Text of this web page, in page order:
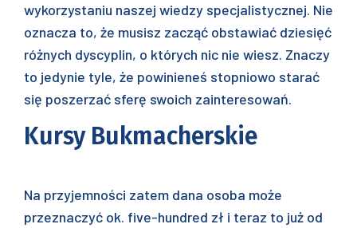
wykorzystaniu naszej wiedzy specjalistycznej. Nie
oznacza to, że musisz zacząć obstawiać dziesięć
różnych dyscyplin, o których nic nie wiesz. Znaczy
to jedynie tyle, że powinieneś stopniowo starać
się poszerzać sferę swoich zainteresowań.
Kursy Bukmacherskie
Na przyjemności zatem dana osoba może
przeznaczyć ok. five-hundred zł i teraz to już od